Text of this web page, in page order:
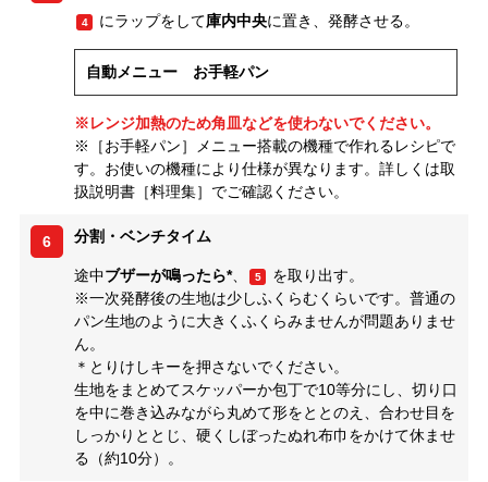
4 にラップをして庫内中央に置き、発酵させる。
自動メニュー お手軽パン
※レンジ加熱のため角皿などを使わないでください。
※［お手軽パン］メニュー搭載の機種で作れるレシピで
す。お使いの機種により仕様が異なります。詳しくは取
扱説明書［料理集］でご確認ください。
6 分割・ベンチタイム
途中ブザーが鳴ったら*、 5
を取り出す。
※一次発酵後の生地は少しふくらむくらいです。普通の
パン生地のように大きくふくらみませんが問題ありませ
ん。
＊とりけしキーを押さないでください。
生地をまとめてスケッパーか包丁で10等分にし、切り口
を中に巻き込みながら丸めて形をととのえ、合わせ目を
しっかりととじ、硬くしぼったぬれ布巾をかけて休ませ
る（約10分）。